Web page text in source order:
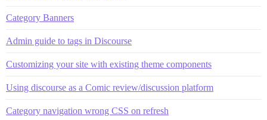
Category Banners
Admin guide to tags in Discourse
Customizing your site with existing theme components
Using discourse as a Comic review/discussion platform
Category navigation wrong CSS on refresh